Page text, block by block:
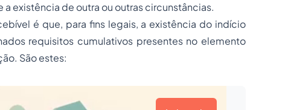
existência de outra ou outras circunstâncias.
é que, para fins legais, a existência do indício
requisitos cumulativos presentes no elemento
São estes: